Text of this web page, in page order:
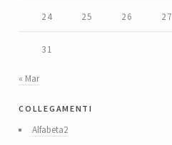
24 25 26 27
31
« Mar
collegamenti
Alfabeta2